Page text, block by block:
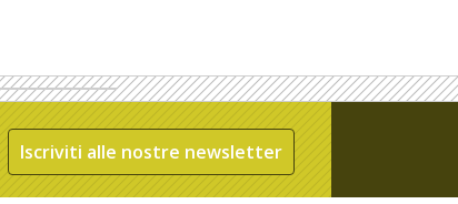
Iscriviti alle nostre newsletter